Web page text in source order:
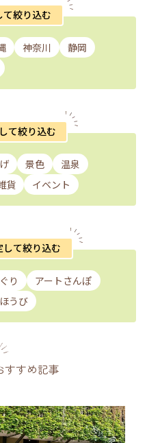
て絞り込む
神奈川
静岡
て絞り込む
景色
温泉
貨 イベント
して絞り込む
り
アートさんぽ
うび
すすめ記事